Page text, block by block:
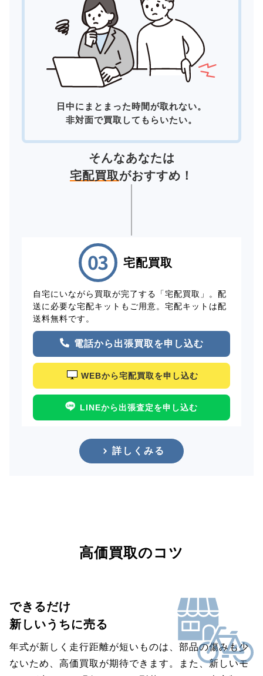
日中にまとまった時間が取れない。
非対面で買取してもらいたい。
そんなあなたは
宅配買取がおすすめ！
宅配買取
自宅にいながら買取が完了する「宅配買取」。配
送に必要な宅配キットもご用意。宅配キットは配
送料無料です。
電話から出張買取を申し込む
WEBから宅配買取を申し込む
LINEから出張査定を申し込む
詳しくみる
高価買取のコツ
できるだけ
新しいうちに売る
年式が新しく走行距離が短いものは、部品の傷みも少
ないため、高価買取が期待できます。また、新しいモ